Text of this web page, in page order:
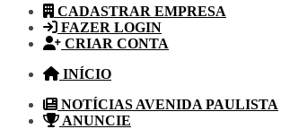
CADASTRAR EMPRESA
FAZER LOGIN
CRIAR CONTA
INÍCIO
NOTÍCIAS AVENIDA PAULISTA
ANUNCIE